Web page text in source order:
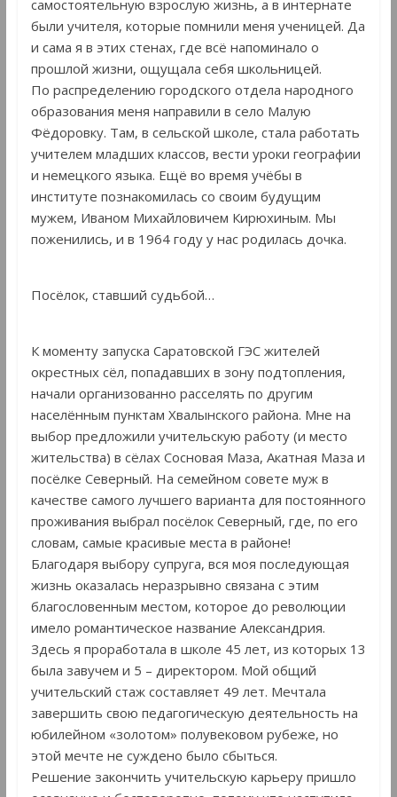
самостоятельную взрослую жизнь, а в интернате
были учителя, которые помнили меня ученицей. Да
и сама я в этих стенах, где всё напоминало о
прошлой жизни, ощущала себя школьницей.
По распределению городского отдела народного
образования меня направили в село Малую
Фёдоровку. Там, в сельской школе, стала работать
учителем младших классов, вести уроки географии
и немецкого языка. Ещё во время учёбы в
институте познакомилась со своим будущим
мужем, Иваном Михайловичем Кирюхиным. Мы
поженились, и в 1964 году у нас родилась дочка.
Посёлок, ставший судьбой…
К моменту запуска Саратовской ГЭС жителей
окрестных сёл, попадавших в зону подтопления,
начали организованно расселять по другим
населённым пунктам Хвалынского района. Мне на
выбор предложили учительскую работу (и место
жительства) в сёлах Сосновая Маза, Акатная Маза и
посёлке Северный. На семейном совете муж в
качестве самого лучшего варианта для постоянного
проживания выбрал посёлок Северный, где, по его
словам, самые красивые места в районе!
Благодаря выбору супруга, вся моя последующая
жизнь оказалась неразрывно связана с этим
благословенным местом, которое до революции
имело романтическое название Александрия.
Здесь я проработала в школе 45 лет, из которых 13
была завучем и 5 – директором. Мой общий
учительский стаж составляет 49 лет. Мечтала
завершить свою педагогическую деятельность на
юбилейном «золотом» полувековом рубеже, но
этой мечте не суждено было сбыться.
Решение закончить учительскую карьеру пришло